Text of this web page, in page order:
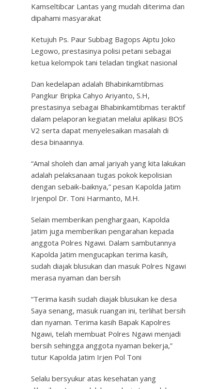
Kamseltibcar Lantas yang mudah diterima dan
dipahami masyarakat
Ketujuh Ps. Paur Subbag Bagops Aiptu Joko
Legowo, prestasinya polisi petani sebagai
ketua kelompok tani teladan tingkat nasional
Dan kedelapan adalah Bhabinkamtibmas
Pangkur Bripka Cahyo Ariyanto, S.H,
prestasinya sebagai Bhabinkamtibmas teraktif
dalam pelaporan kegiatan melalui aplikasi BOS
V2 serta dapat menyelesaikan masalah di
desa binaannya.
“Amal sholeh dan amal jariyah yang kita lakukan
adalah pelaksanaan tugas pokok kepolisian
dengan sebaik-baiknya,” pesan Kapolda Jatim
Irjenpol Dr. Toni Harmanto, M.H.
Selain memberikan penghargaan, Kapolda
Jatim juga memberikan pengarahan kepada
anggota Polres Ngawi. Dalam sambutannya
Kapolda Jatim mengucapkan terima kasih,
sudah diajak blusukan dan masuk Polres Ngawi
merasa nyaman dan bersih
“Terima kasih sudah diajak blusukan ke desa
Saya senang, masuk ruangan ini, terlihat bersih
dan nyaman. Terima kasih Bapak Kapolres
Ngawi, telah membuat Polres Ngawi menjadi
bersih sehingga anggota nyaman bekerja,”
tutur Kapolda Jatim Irjen Pol Toni
Selalu bersyukur atas kesehatan yang